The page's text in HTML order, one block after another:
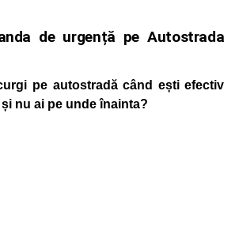
de urgență pe Autostrada
pe autostradă când ești efectiv
nu ai pe unde înainta?